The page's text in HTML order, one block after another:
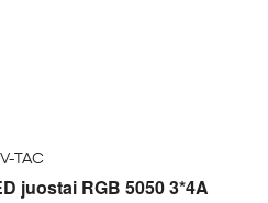
Į KREPŠELĮ
V-TAC
juostai RGB 5050 3*4A